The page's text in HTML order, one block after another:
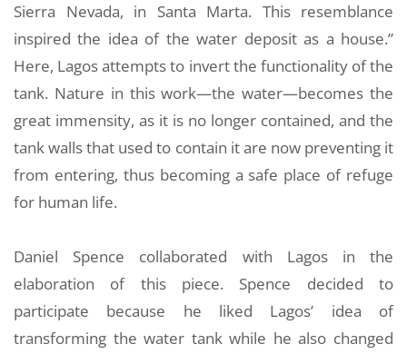
Sierra Nevada, in Santa Marta. This resemblance
inspired the idea of the water deposit as a house.”
Here, Lagos attempts to invert the functionality of the
tank. Nature in this work—the water—becomes the
great immensity, as it is no longer contained, and the
tank walls that used to contain it are now preventing it
from entering, thus becoming a safe place of refuge
for human life.
Daniel Spence collaborated with Lagos in the
elaboration of this piece. Spence decided to
participate because he liked Lagos’ idea of
transforming the water tank while he also changed